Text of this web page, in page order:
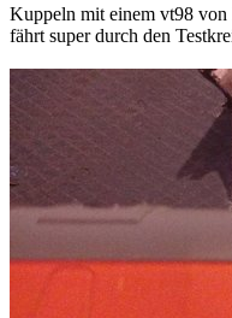
Kuppeln mit einem vt98
fährt super durch den